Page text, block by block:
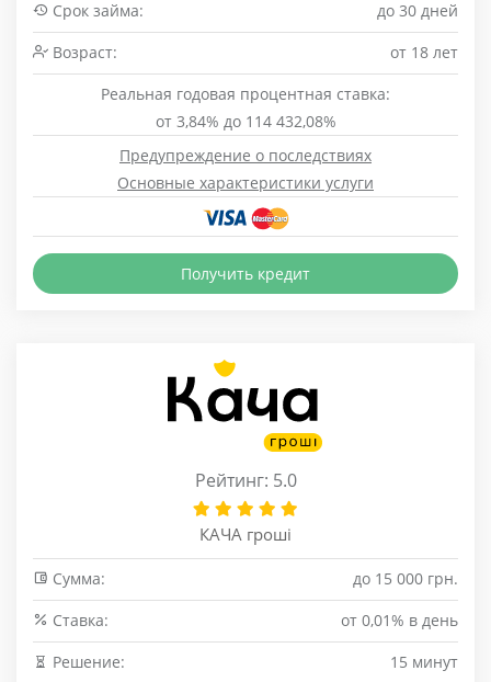
Срок займа:
до 30 дней
Возраст:
от 18 лет
Реальная годовая процентная ставка:
от 3,84% до 114 432,08%
Предупреждение о последствиях
Основные характеристики услуги
Получить кредит
Рейтинг: 5.0
КАЧА гроші
Сумма:
до 15 000 грн.
Cтавка:
от 0,01% в день
Решение:
15 минут